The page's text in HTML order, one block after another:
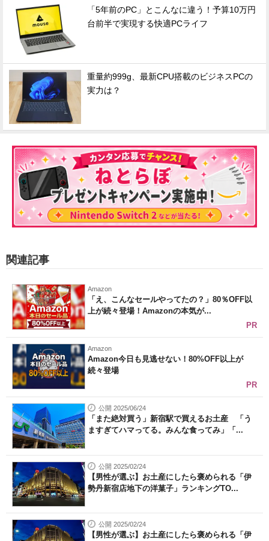
「5年前のPC」とこんなに違う！予算10万円
台前半で実現する快適PCライフ
重量約999g、最新CPU搭載のビジネスPCの
実力は？
関連記事
Amazon
「え、こんなセールやってたの？」80％OFF以
上が続々登場！Amazonの本気が...
PR
Amazon
Amazon今日も見逃せない！80%OFF以上が
続々登場
PR
公開 2025/06/24
「また絶対買う」新宿駅で買えるお土産 「う
ますぎてハマってる。みんな食ってみ」「...
公開 2025/02/24
【男性が選ぶ】お土産にしたら褒められる「伊
勢丹新宿店地下の洋菓子」ランキングTO...
公開 2025/02/24
【男性が選ぶ】お土産にしたら褒められる「伊